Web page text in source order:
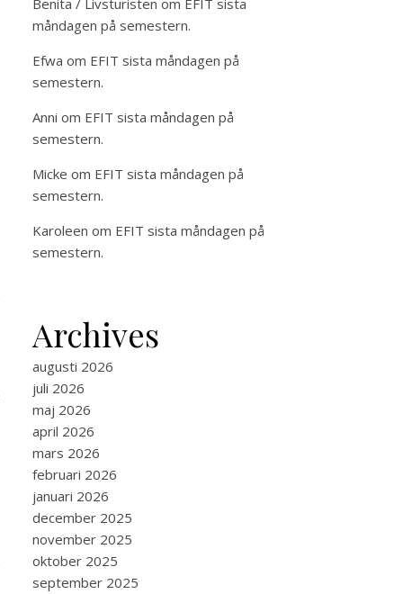
Benita / Livsturisten om EFIT sista
måndagen på semestern.
Efwa om EFIT sista måndagen på
semestern.
Anni om EFIT sista måndagen på
semestern.
Micke om EFIT sista måndagen på
semestern.
Karoleen om EFIT sista måndagen på
semestern.
Archives
augusti 2026
juli 2026
maj 2026
april 2026
mars 2026
februari 2026
januari 2026
december 2025
november 2025
oktober 2025
september 2025